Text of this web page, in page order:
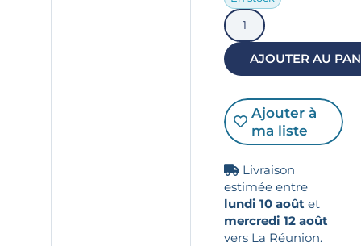
AJOUTER AU
Ajouter à
ma liste
Livraison
estimée entre
lundi 10 août et
mercredi 12 août
vers La Réunion.